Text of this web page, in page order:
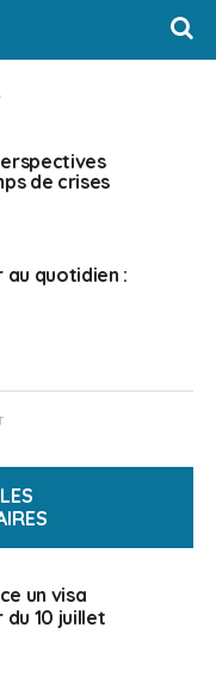
de crises
au quotidien :
un visa
10 juillet